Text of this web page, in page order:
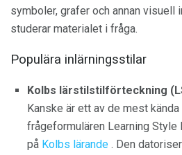
symboler, grafer och annan visuell
studerar materialet i fråga.
Populära inlärningsstilar
Kolbs lärstilstilförteckning
Kanske är ett av de mest
frågeformulären Learning Style
på Kolbs lärande . Den